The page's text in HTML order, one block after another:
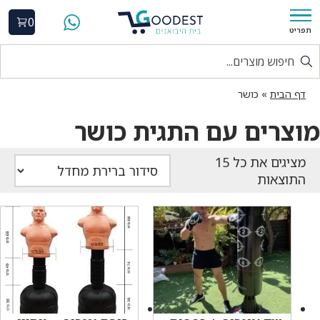
תפריט
0
דף הבית » כושר
מוצרים עם התגית כושר
התוצאות